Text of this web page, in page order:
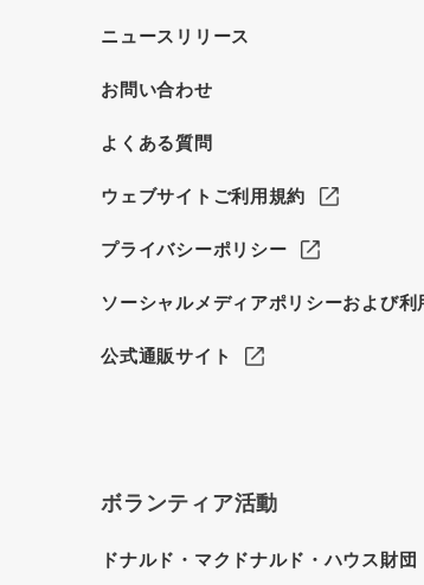
ニュースリリース
お問い合わせ
よくある質問
ウェブサイトご利用規約
プライバシーポリシー
ソーシャルメディアポリシーおよび利
公式通販サイト
ボランティア活動
ドナルド・マクドナルド・ハウス財団